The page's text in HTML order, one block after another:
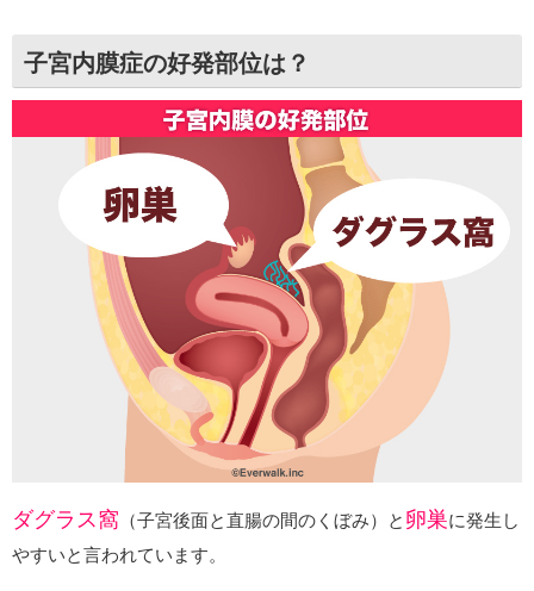
子宮内膜症の好発部位は？
ダグラス窩 （子宮後面と直腸の間のくぼみ）と 卵巣に発生し
やすいと言われています。